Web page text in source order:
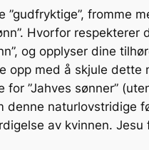
”gudfryktige”, fromme
Hvorfor
og opplyser dine
opp med å skjule dette
for ”Jahves sønner”
denne naturlovstridige
av kvinnen.